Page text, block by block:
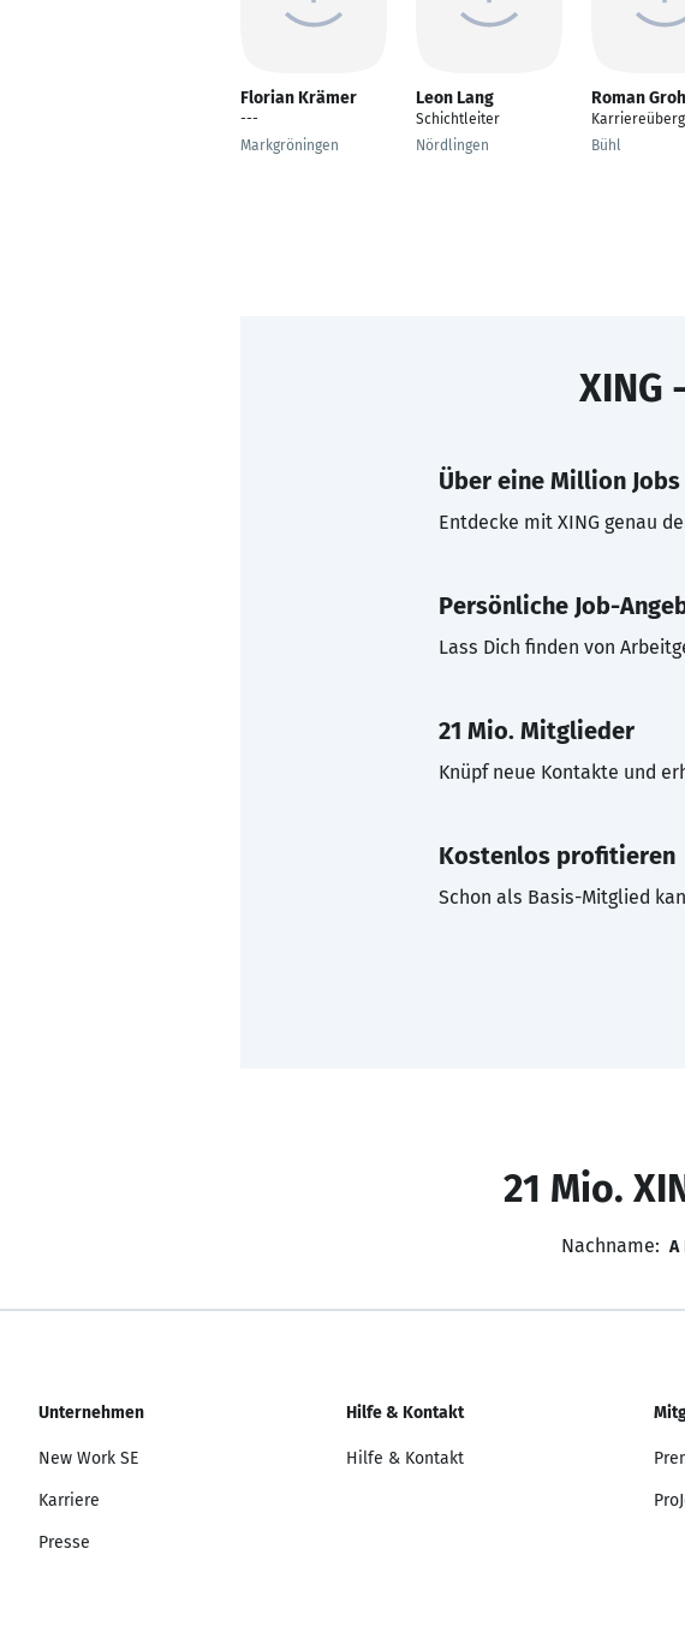
Florian Krämer
---
Markgröningen
Leon Lang
Schichtleiter
Nördlingen
Roman
Bühl
XING
Über eine Million Jobs
Entdecke mit XING genau
Persönliche Job-
Lass Dich finden von
21 Mio. Mitglieder
Knüpf neue Kontakte und
Kostenlos profitieren
Schon als Basis-Mitglied
21 Mio.
Nachname: A
Unternehmen
New Work SE
Karriere
Presse
Hilfe & Kontakt
Hilfe & Kontakt